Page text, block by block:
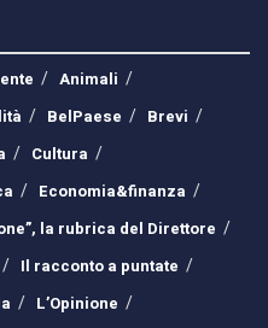
Animali
BelPaese
Brevi
Cultura
Economia&finanza
la rubrica del Direttore
Il racconto a puntate
L’Opinione